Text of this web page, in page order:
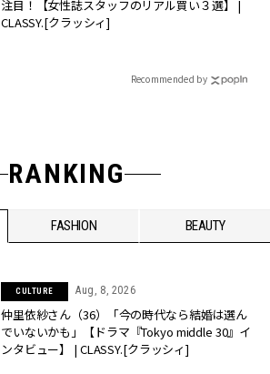
注目！【女性誌スタッフのリアル買い３選】 |
CLASSY.[クラッシィ]
Recommended by
RANKING
FASHION BEAUTY
CULTURE Aug, 8, 2026
仲里依紗さん（36）「今の時代なら結婚は選ん
でいないかも」【ドラマ『Tokyo middle 30』イ
ンタビュー】 | CLASSY.[クラッシィ]